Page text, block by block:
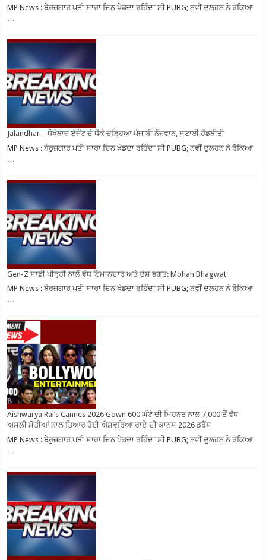
MP News : ਬੇਰੁਜ਼ਗਾਰ ਪਤੀ ਸਾਰਾ ਦਿਨ ਖੇਡਦਾ ਰਹਿੰਦਾ ਸੀ PUBG; ਨਵੀਂ ਦੁਲਹਨ ਨੇ ਰੋਕਿਆ
…
Jalandhar – ਧੋਖੇਬਾਜ਼ ਏਜੰਟ ਦੇ ਧੱਕੇ ਚੜ੍ਹਿਆ ਪੰਜਾਬੀ ਨੌਜਵਾਨ, ਸੁਣਾਈ ਹੱਡਬੀਤੀ
MP News : ਬੇਰੁਜ਼ਗਾਰ ਪਤੀ ਸਾਰਾ ਦਿਨ ਖੇਡਦਾ ਰਹਿੰਦਾ ਸੀ PUBG; ਨਵੀਂ ਦੁਲਹਨ ਨੇ ਰੋਕਿਆ
Gen-Z ਸਾਡੀ ਪੀੜ੍ਹੀ ਨਾਲੋਂ ਵੱਧ ਇਮਾਨਦਾਰ ਅਤੇ ਦੇਸ਼ ਭਗਤ: Mohan Bhagwat
MP News : ਬੇਰੁਜ਼ਗਾਰ ਪਤੀ ਸਾਰਾ ਦਿਨ ਖੇਡਦਾ ਰਹਿੰਦਾ ਸੀ PUBG; ਨਵੀਂ ਦੁਲਹਨ ਨੇ ਰੋਕਿਆ
…
Aishwarya Rai’s Cannes 2026 Gown 600 ਘੰਟੇ ਦੀ ਮਿਹਨਤ ਨਾਲ 7,000 ਤੋਂ ਵੱਧ
ਅਸਲੀ ਮੋਤੀਆਂ ਨਾਲ ਤਿਆਰ ਹੋਈ ਐਸ਼ਵਰਿਆ ਰਾਏ ਦੀ ਕਾਨਸ 2026 ਡਰੈੱਸ
MP News : ਬੇਰੁਜ਼ਗਾਰ ਪਤੀ ਸਾਰਾ ਦਿਨ ਖੇਡਦਾ ਰਹਿੰਦਾ ਸੀ PUBG; ਨਵੀਂ ਦੁਲਹਨ ਨੇ ਰੋਕਿਆ